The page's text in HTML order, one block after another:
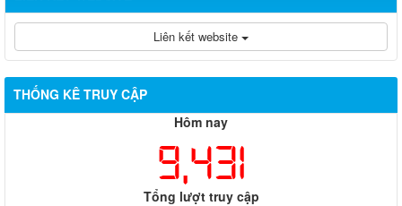
Liên kết website
THỐNG KÊ TRUY CẬP
Hôm nay
9,431
Tổng lượt truy cập